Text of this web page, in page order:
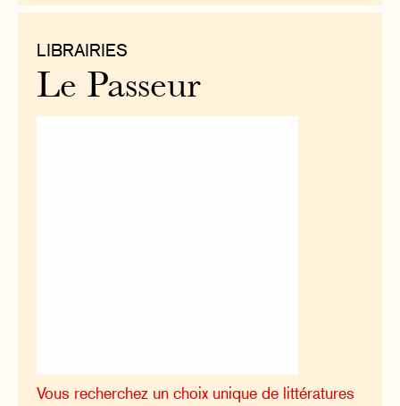
LIBRAIRIES
Le Passeur
Vous recherchez un choix unique de littératures